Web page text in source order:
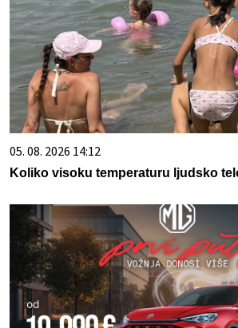
05. 08. 2026 14:12
Koliko visoku temperaturu ljudsko